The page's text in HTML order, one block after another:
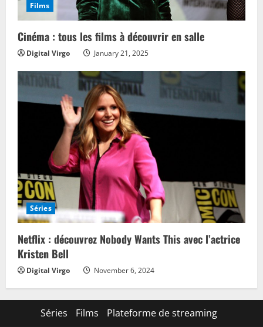
Films
Cinéma : tous les films à découvrir en salle
Digital Virgo January 21, 2025
Séries
Netflix : découvrez Nobody Wants This avec l’actrice
Kristen Bell
Digital Virgo November 6, 2024
Séries Films Plateforme de streaming